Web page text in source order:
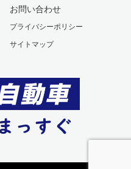
お問い合わせ
プライバシーポリシー
サイトマップ